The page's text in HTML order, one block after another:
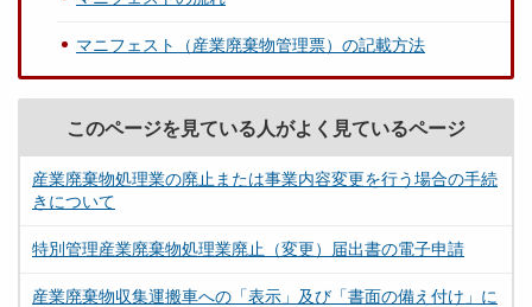
マニフェスト（産業廃棄物管理票）の記載方法
このページを見ている人がよく見ているページ
産業廃棄物処理業の廃止または事業内容変更を行う場合の手続
きについて
特別管理産業廃棄物処理業廃止（変更）届出書の電子申請
産業廃棄物収集運搬車への「表示」及び「書面の備え付け」に